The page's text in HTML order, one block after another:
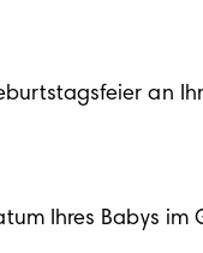
an
Ihres Babys